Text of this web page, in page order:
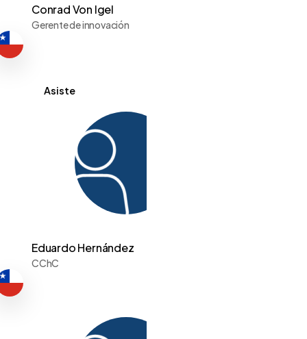
Conrad Von Igel
Gerente de innovación
Asiste
Eduardo Hernández
CChC